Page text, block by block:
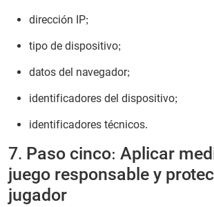
dirección IP;
tipo de dispositivo;
datos del navegador;
identificadores del dispositivo;
identificadores técnicos.
7. Paso cinco: Aplicar
juego responsable y
jugador